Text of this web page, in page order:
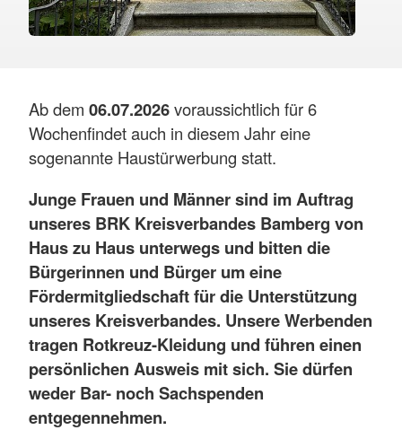
Ab dem 06.07.2026voraussichtlich für 6
Wochenfindet auch in diesem Jahr eine
sogenannte Haustürwerbung statt.
Junge Frauen und Männer sind im Auftrag
unseres BRK Kreisverbandes Bamberg von
Haus zu Haus unterwegs und bitten die
Bürgerinnen und Bürger um eine
Fördermitgliedschaft für die Unterstützung
unseres Kreisverbandes. Unsere Werbenden
tragen Rotkreuz-Kleidung und führen einen
persönlichen Ausweis mit sich. Sie dürfen
weder Bar- noch Sachspenden
entgegennehmen.